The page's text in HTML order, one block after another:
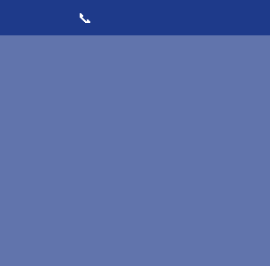
📞